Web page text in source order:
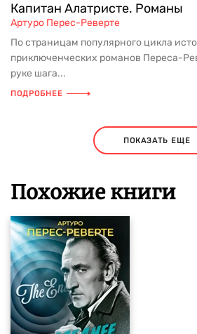
Капитан Алатристе. Романы
Артуро Перес-Реверте
По страницам популярного цикла
приключенческих романов Переса-
руке шага...
ПОДРОБНЕЕ
ПОКАЗАТЬ ЕЩЕ
Похожие книги